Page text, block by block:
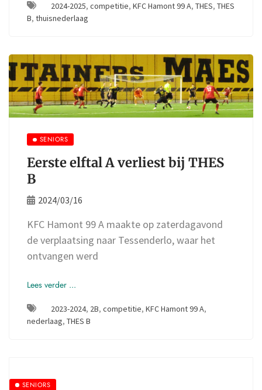
2024-2025, competitie, KFC Hamont 99 A, THES, THES
B, thuisnederlaag
SENIORS
Eerste elftal A verliest bij THES
B
2024/03/16
KFC Hamont 99 A maakte op zaterdagavond
de verplaatsing naar Tessenderlo, waar het
ontvangen werd
Lees verder ...
2023-2024, 2B, competitie, KFC Hamont 99 A,
nederlaag, THES B
SENIORS